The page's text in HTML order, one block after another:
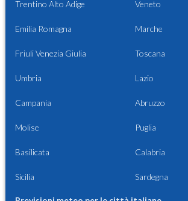
Trentino Alto Adige Veneto
Emilia Romagna Marche
Friuli Venezia Giulia Toscana
Umbria Lazio
Campania Abruzzo
Molise Puglia
Basilicata Calabria
Sicilia Sardegna